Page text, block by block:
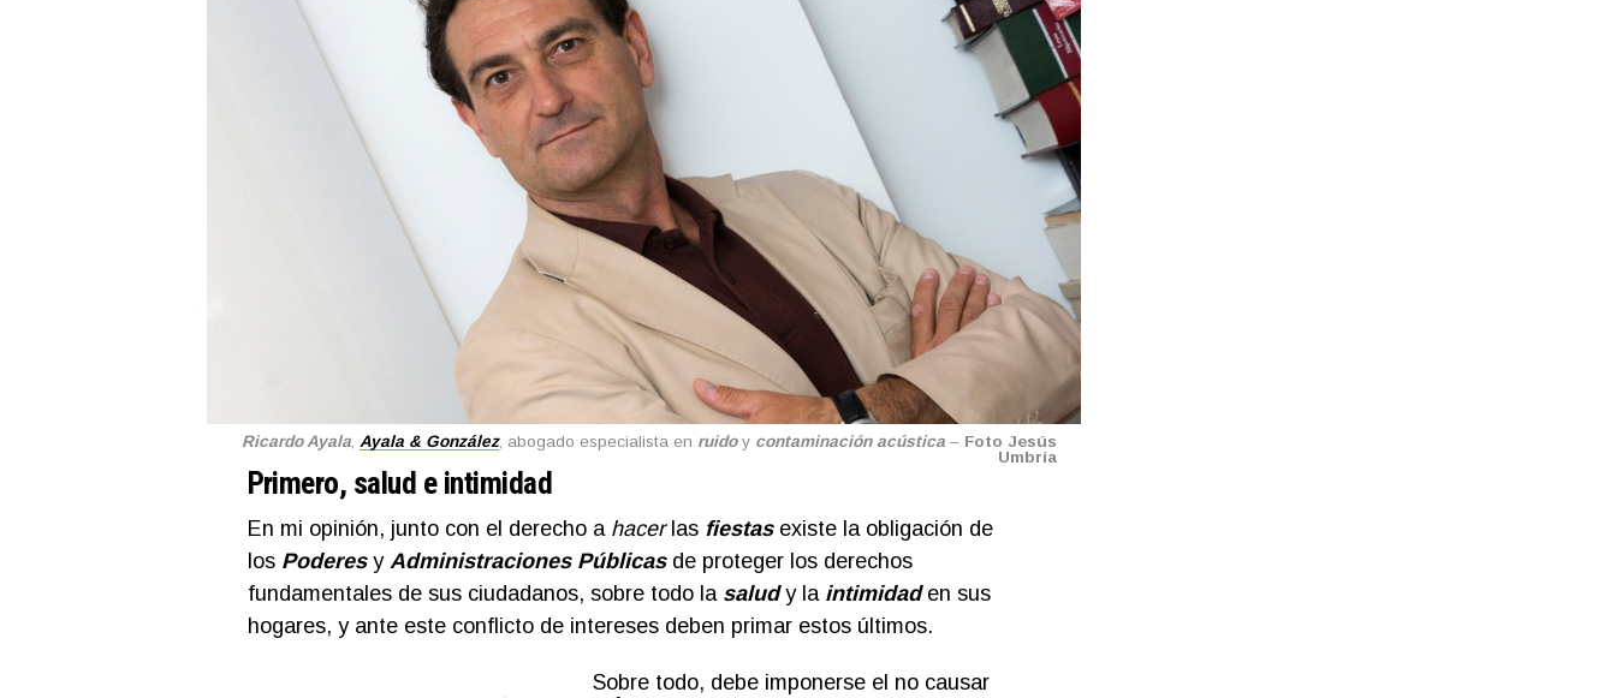
Ricardo Ayala, Ayala & González, abogado especialista en ruidoy contaminación acústica – Foto Jesús
Umbría
Primero, salud e intimidad
En mi opinión, junto con el derecho a hacerlas fiestasexiste la obligación de
los Poderes y Administraciones Públicasde proteger los derechos
fundamentales de sus ciudadanos, sobre todo la saludy laintimidaden sus
hogares, y ante este conflicto de intereses deben primar estos últimos.
Sobre todo, debe imponerse el no causar